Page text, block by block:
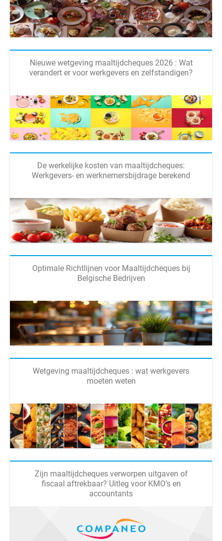
Nieuwe wetgeving maaltijdcheques 2026 : Wat
verandert er voor werkgevers en zelfstandigen?
De werkelijke kosten van maaltijdcheques:
Werkgevers- en werknemersbijdrage berekend
Optimale Richtlijnen voor Maaltijdcheques bij
Belgische Bedrijven
Wetgeving maaltijdcheques : wat werkgevers
moeten weten
Zijn maaltijdcheques verworpen uitgaven of
fiscaal aftrekbaar? Uitleg voor KMO’s en
accountants